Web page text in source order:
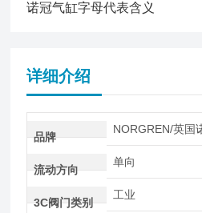
诺冠气缸字母代表含义
详细介绍
品牌
NORGREN/英国
流动方向
单向
3C阀门类别
工业